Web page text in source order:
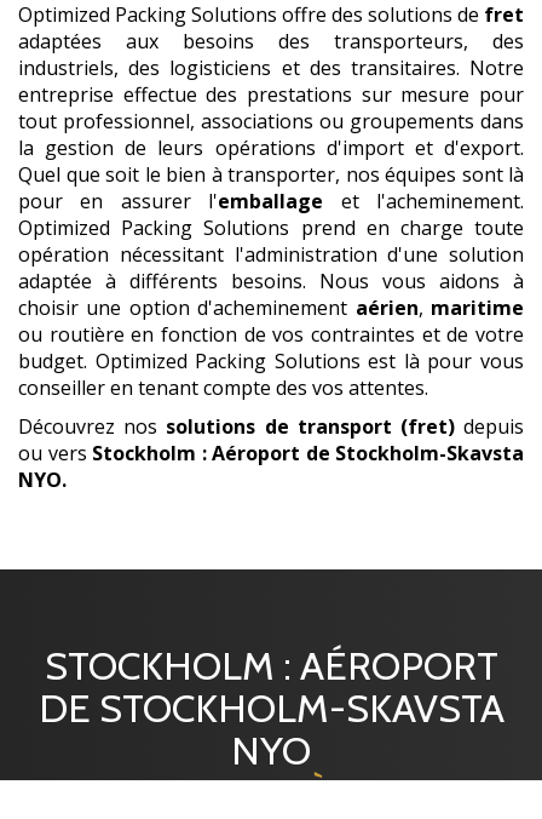
Optimized Packing Solutions offre des solutions de fret
adaptées aux besoins des transporteurs, des
industriels, des logisticiens et des transitaires. Notre
entreprise effectue des prestations sur mesure pour
tout professionnel, associations ou groupements dans
la gestion de leurs opérations d'import et d'export.
Quel que soit le bien à transporter, nos équipes sont là
pour en assurer l'emballage et l'acheminement.
Optimized Packing Solutions prend en charge toute
opération nécessitant l'administration d'une solution
adaptée à différents besoins. Nous vous aidons à
choisir une option d'acheminement aérien, maritime
ou routière en fonction de vos contraintes et de votre
budget. Optimized Packing Solutions est là pour vous
conseiller en tenant compte des vos attentes.
Découvrez nos solutions de transport (fret)depuis
ou vers Stockholm : Aéroport de Stockholm-Skavsta
NYO.
STOCKHOLM : AÉROPORT
DE STOCKHOLM-SKAVSTA
NYO
NOS SERVICES À LA CARTE